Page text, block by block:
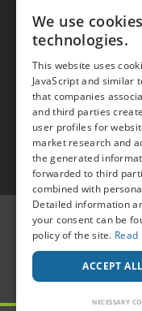
Join the Fun
Press Area
Invite
© 2015 -2026 Popcorn
Unit 603A,
18
We use
technologies.
This website uses
JavaScript and similar
that companies
and third parties
user profiles for
market research and
the generated
forwarded to third
combined with
Detailed information
your consent can be
policy of the site. Read
ACCEPT
NECESSARY